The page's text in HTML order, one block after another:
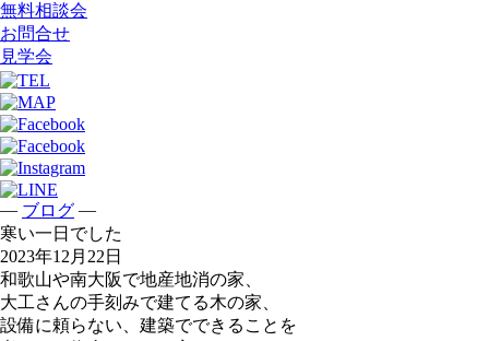
無料相談会
お問合せ
見学会
— ブログ —
寒い一日でした
2023年12月22日
和歌山や南大阪で地産地消の家、
大工さんの手刻みで建てる木の家、
設備に頼らない、建築でできることを